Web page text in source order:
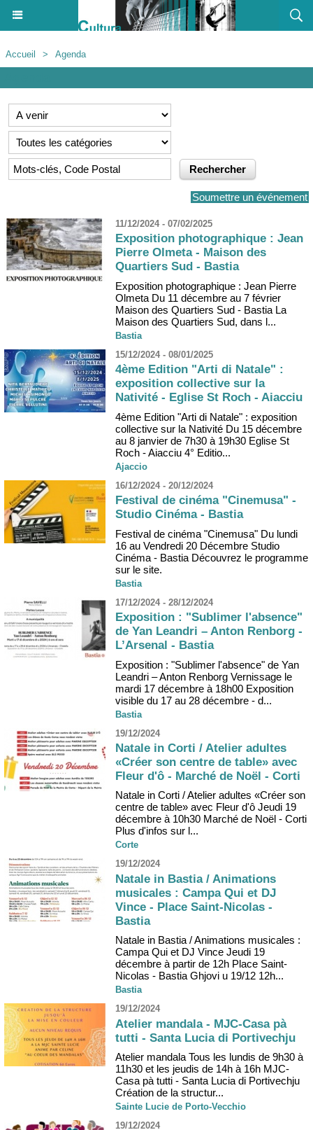
Accueil > Agenda
Soumettre un événement
11/12/2024 - 07/02/2025
Exposition photographique : Jean
Pierre Olmeta - Maison des
Quartiers Sud - Bastia
Exposition photographique : Jean Pierre
Olmeta Du 11 décembre au 7 février
Maison des Quartiers Sud - Bastia La
Maison des Quartiers Sud, dans l...
Bastia
15/12/2024 - 08/01/2025
4ème Edition "Arti di Natale" :
exposition collective sur la
Nativité - Eglise St Roch - Aiacciu
4ème Edition "Arti di Natale" : exposition
collective sur la Nativité Du 15 décembre
au 8 janvier de 7h30 à 19h30 Eglise St
Roch - Aiacciu 4° Editio...
Ajaccio
16/12/2024 - 20/12/2024
Festival de cinéma "Cinemusa" -
Studio Cinéma - Bastia
Festival de cinéma "Cinemusa" Du lundi
16 au Vendredi 20 Décembre Studio
Cinéma - Bastia Découvrez le programme
sur le site.
Bastia
17/12/2024 - 28/12/2024
Exposition : "Sublimer l'absence"
de Yan Leandri – Anton Renborg -
L’Arsenal - Bastia
Exposition : "Sublimer l'absence" de Yan
Leandri – Anton Renborg Vernissage le
mardi 17 décembre à 18h00 Exposition
visible du 17 au 28 décembre - d...
Bastia
19/12/2024
Natale in Corti / Atelier adultes
«Créer son centre de table» avec
Fleur d'ô - Marché de Noël - Corti
Natale in Corti / Atelier adultes «Créer son
centre de table» avec Fleur d'ô Jeudi 19
décembre à 10h30 Marché de Noël - Corti
Plus d'infos sur l...
Corte
19/12/2024
Natale in Bastia / Animations
musicales : Campa Qui et DJ
Vince - Place Saint-Nicolas -
Bastia
Natale in Bastia / Animations musicales :
Campa Qui et DJ Vince Jeudi 19
décembre à partir de 12h Place Saint-
Nicolas - Bastia Ghjovi u 19/12 12h...
Bastia
19/12/2024
Atelier mandala - MJC-Casa pà
tutti - Santa Lucia di Portivechju
Atelier mandala Tous les lundis de 9h30 à
11h30 et les jeudis de 14h à 16h MJC-
Casa pà tutti - Santa Lucia di Portivechju
Création de la structur...
Sainte Lucie de Porto-Vecchio
19/12/2024